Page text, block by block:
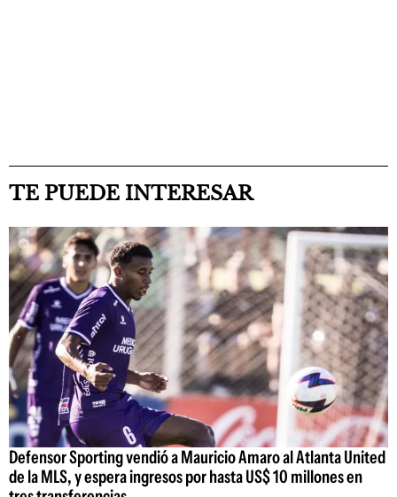
TE PUEDE INTERESAR
Defensor Sporting vendió a Mauricio Amaro al Atlanta United
de la MLS, y espera ingresos por hasta US$ 10 millones en